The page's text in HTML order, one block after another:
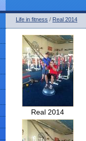
Life in fitness / Real 2014
Real 2014